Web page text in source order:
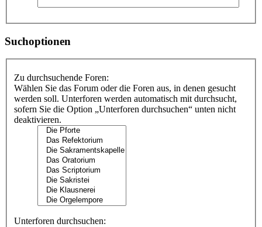
Suchoptionen
Zu durchsuchende Foren:
Wählen Sie das Forum oder die Foren aus, in denen gesucht
werden soll. Unterforen werden automatisch mit durchsucht,
sofern Sie die Option „Unterforen durchsuchen“ unten nicht
deaktivieren.
Unterforen durchsuchen: